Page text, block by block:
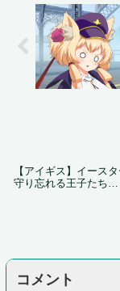
【アイギス】イース
守り忘れる王子たち…
コメント